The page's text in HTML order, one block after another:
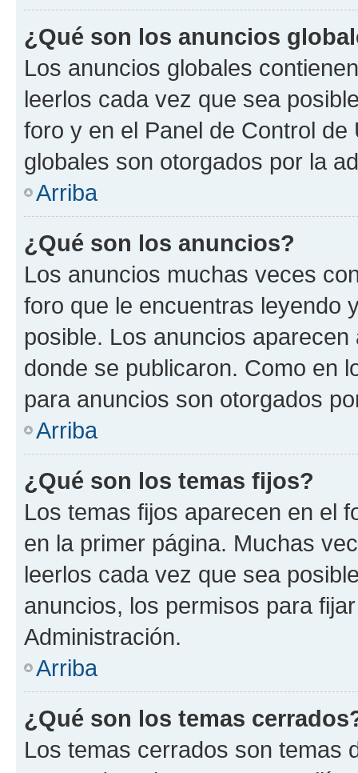
¿Qué son los anuncios
Los anuncios globales
leerlos cada vez que sea
foro y en el Panel de Control
globales son otorgados por la
Arriba
¿Qué son los anuncios?
Los anuncios muchas veces
foro que le encuentras leyendo
posible. Los anuncios
donde se publicaron. Como en
para anuncios son otorgados
Arriba
¿Qué son los temas fijos?
Los temas fijos aparecen en el
en la primer página. Muchas
leerlos cada vez que sea
anuncios, los permisos para
Administración.
Arriba
¿Qué son los temas
Los temas cerrados son temas